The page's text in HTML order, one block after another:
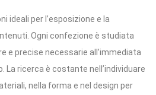
ideali per l’esposizione e la
Ogni confezione è studiata
e precise necessarie all’immediata
La ricerca è costante nell’individuare
nella forma e nel design per